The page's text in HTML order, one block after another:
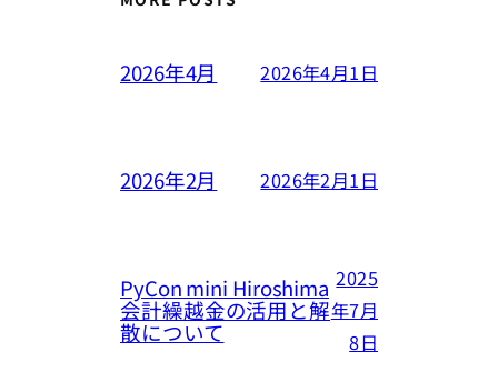
2026年4月 2026年4月1日
2026年2月 2026年2月1日
PyCon mini Hiroshima
会計繰越金の活用と解
散について
2025
年7月
8日